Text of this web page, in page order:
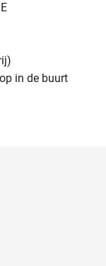
in de buurt